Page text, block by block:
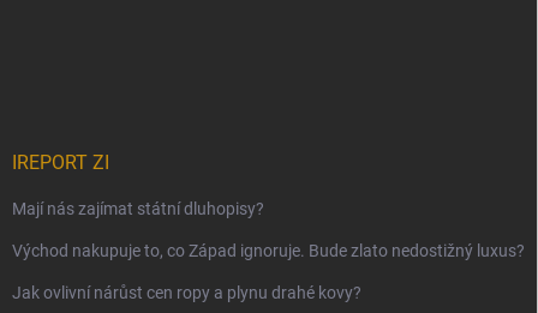
IREPORT ZI
Mají nás zajímat státní dluhopisy?
Východ nakupuje to, co Západ ignoruje. Bude zlato nedostižný luxus?
Jak ovlivní nárůst cen ropy a plynu drahé kovy?